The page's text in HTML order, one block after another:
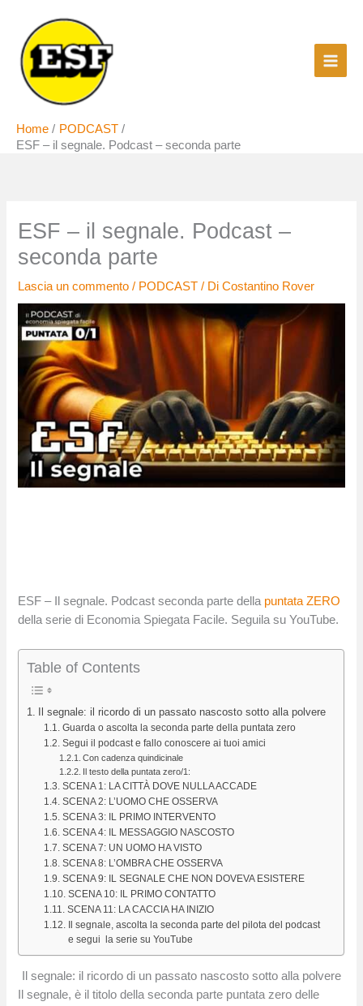
contenuto
Home
PODCAST
ESF – il segnale. Podcast – seconda parte
ESF – il segnale. Podcast –
seconda parte
Lascia un commento / PODCAST / DiCostantino Rover
ESF – Il segnale. Podcast seconda parte della puntata ZERO
della serie di Economia Spiegata Facile. Seguila su YouTube.
Table of Contents
Il segnale: il ricordo di un passato nascosto sotto alla polvere
Guarda o ascolta la seconda parte della puntata zero
Segui il podcast e fallo conoscere ai tuoi amici
Con cadenza quindicinale
Il testo della puntata zero/1:
SCENA 1: LA CITTÀ DOVE NULLA ACCADE
SCENA 2: L’UOMO CHE OSSERVA
SCENA 3: IL PRIMO INTERVENTO
SCENA 4: IL MESSAGGIO NASCOSTO
SCENA 7: UN UOMO HA VISTO
SCENA 8: L’OMBRA CHE OSSERVA
SCENA 9: IL SEGNALE CHE NON DOVEVA ESISTERE
SCENA 10: IL PRIMO CONTATTO
SCENA 11: LA CACCIA HA INIZIO
Il segnale, ascolta la seconda parte del pilota del podcast
e segui la serie su YouTube
Il segnale: il ricordo di un passato nascosto sotto alla polvere
Il segnale, è il titolo della seconda parte puntata zero delle